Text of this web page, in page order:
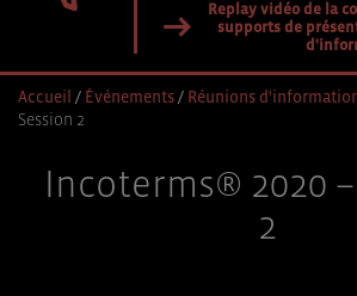
Replay vidéo de la
supports de
Accueil / Événements/ Réunions
Session 2
Incoterms® 2020
2